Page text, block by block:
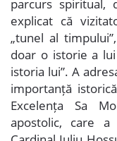
parcurs spiritual,
explicat că
„tunel al
doar o istorie a
istoria lui”. A
importanță
Excelența Sa
apostolic, care a